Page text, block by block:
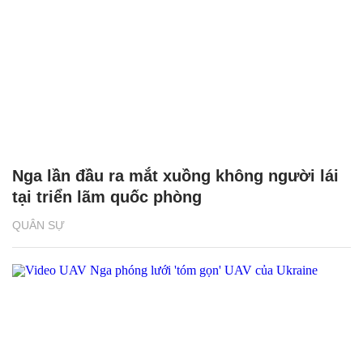
QUÂN SỰ
Nga lần đầu ra mắt xuồng không người lái
tại triển lãm quốc phòng